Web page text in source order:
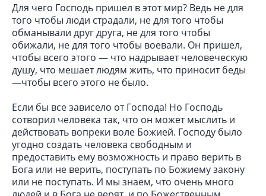
Для чего Господь пришел в этот мир? Ведь не для
того чтобы люди страдали, не для того чтобы
обманывали друг друга, не для того чтобы
обижали, не для того чтобы воевали. Он пришел,
чтобы всего этого — что надрывает человеческую
душу, что мешает людям жить, что приносит беды
—чтобы всего этого не было.
Если бы все зависело от Господа! Но Господь
сотворил человека так, что он может мыслить и
действовать вопреки воле Божией. Господу было
угодно создать человека свободным и
предоставить ему возможность и право верить в
Бога или не верить, поступать по Божиему закону
или не поступать. И мы знаем, что очень много